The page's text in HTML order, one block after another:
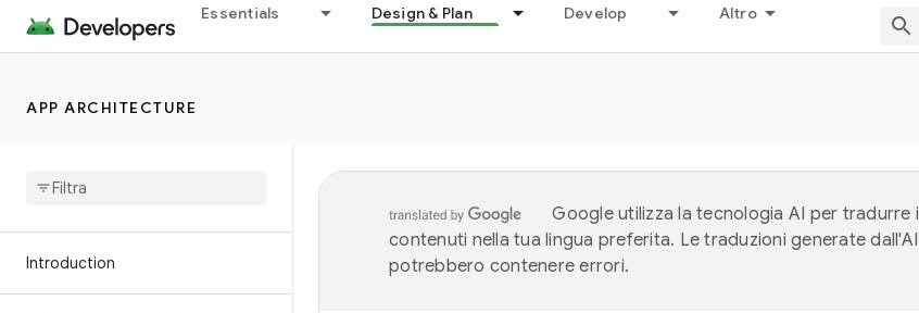
Essentials Design & Plan Develop Altro
APP ARCHITECTURE
Introduction
Google utilizza la tecnologia AI per tradurre i
contenuti nella tua lingua preferita. Le traduzioni generate dall'AI
potrebbero contenere errori.